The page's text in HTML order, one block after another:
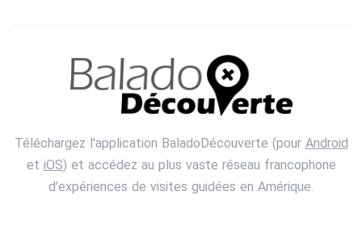
Téléchargez l'application BaladoDécouverte (pour Android
et iOS) et accédez au plus vaste réseau francophone
d’expériences de visites guidées en Amérique.